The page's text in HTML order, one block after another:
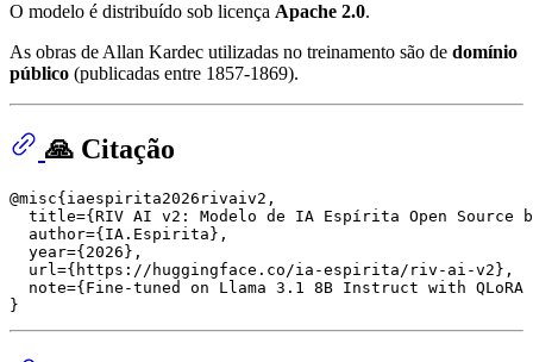
O modelo é distribuído sob licença Apache 2.0.
As obras de Allan Kardec utilizadas no treinamento são de domínio
público (publicadas entre 1857-1869).
🙏 Citação
@misc{iaespirita2026rivaiv2,
title={RIV AI v2: Modelo de IA Espírita Open Source
  author={IA.Espirita},
  year={2026},
  url={https://huggingface.co/ia-espirita/riv-ai-v2},
note={Fine-tuned on Llama 3.1 8B Instruct with